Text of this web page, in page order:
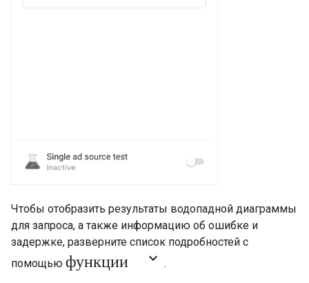
Чтобы отобразить результаты водопадной диаграммы
для запроса, а также информацию об ошибке и
задержке, разверните список подробностей с
помощью функции keyboard_arrow_down .